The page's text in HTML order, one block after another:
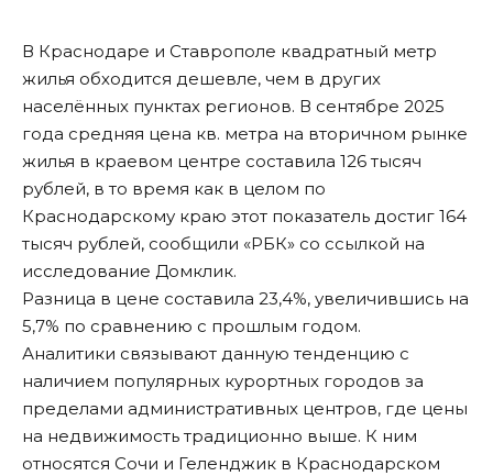
В Краснодаре и Ставрополе квадратный метр
жилья обходится дешевле, чем в других
населённых пунктах регионов. В сентябре 2025
года средняя цена кв. метра на вторичном рынке
жилья в краевом центре составила 126 тысяч
рублей, в то время как в целом по
Краснодарскому краю этот показатель достиг 164
тысяч рублей, сообщили «РБК» со ссылкой на
исследование Домклик.
Разница в цене составила 23,4%, увеличившись на
5,7% по сравнению с прошлым годом.
Аналитики связывают данную тенденцию с
наличием популярных курортных городов за
пределами административных центров, где цены
на недвижимость традиционно выше. К ним
относятся Сочи и Геленджик в Краснодарском